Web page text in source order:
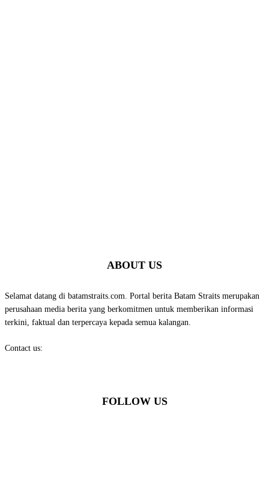
ABOUT US
Selamat datang di batamstraits.com. Portal berita Batam Straits merupakan
perusahaan media berita yang berkomitmen untuk memberikan informasi
terkini, faktual dan terpercaya kepada semua kalangan.
Contact us:
FOLLOW US